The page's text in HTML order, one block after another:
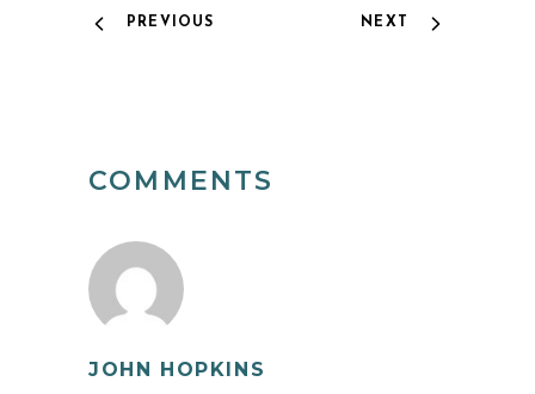
PREVIOUS NEXT
COMMENTS
JOHN HOPKINS